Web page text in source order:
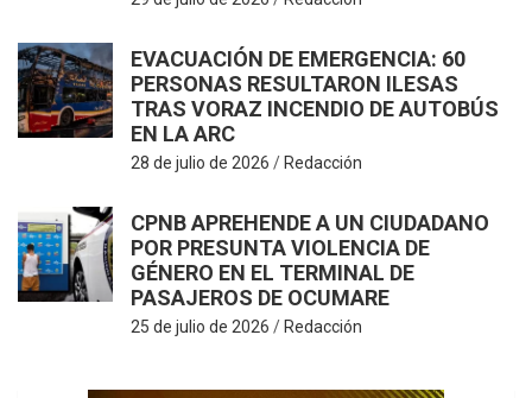
EVACUACIÓN DE EMERGENCIA: 60
PERSONAS RESULTARON ILESAS
TRAS VORAZ INCENDIO DE AUTOBÚS
EN LA ARC
28 de julio de 2026 Redacción
CPNB APREHENDE A UN CIUDADANO
POR PRESUNTA VIOLENCIA DE
GÉNERO EN EL TERMINAL DE
PASAJEROS DE OCUMARE
25 de julio de 2026 Redacción